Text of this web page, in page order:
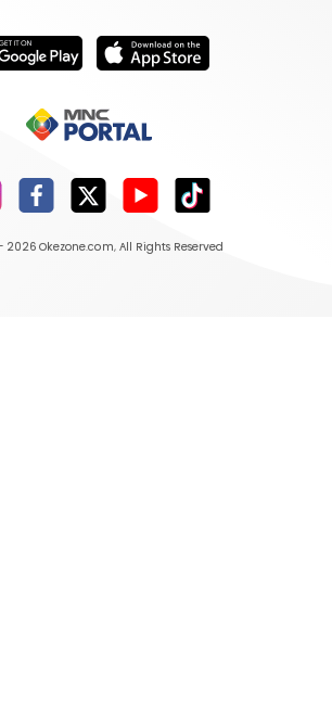
2026 Okezone.com, All Rights Reserved